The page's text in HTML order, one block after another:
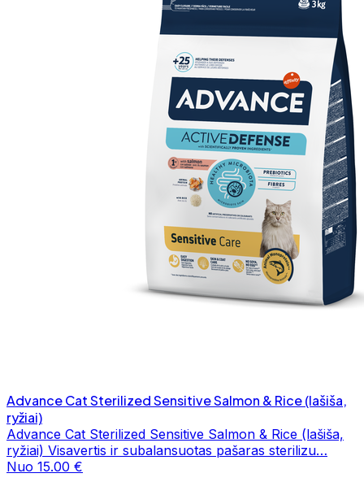
Advance Cat Sterilized Sensitive Salmon & Rice (lašiša,
ryžiai)
Advance Cat Sterilized Sensitive Salmon & Rice (lašiša,
ryžiai) Visavertis ir subalansuotas pašaras sterilizu…
Nuo 15.00 €